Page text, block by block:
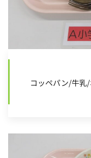
コッペパン/牛乳